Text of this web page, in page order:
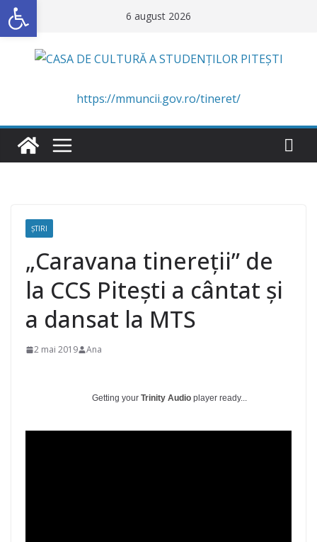
Skip
to
content
6 august 2026
https://mmuncii.gov.ro/tineret/
ŞTIRI
„Caravana tinereții” de
la CCS Pitești a cântat și
a dansat la MTS
2 mai 2019 Ana
Getting your Trinity Audio player ready...